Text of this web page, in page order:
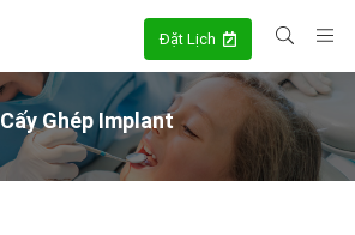
Đặt Lịch
Cấy Ghép Implant